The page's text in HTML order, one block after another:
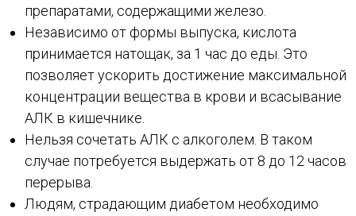
препаратами, содержащими железо.
Независимо от формы выпуска, кислота
принимается натощак, за 1 час до еды. Это
позволяет ускорить достижение максимальной
концентрации вещества в крови и всасывание
АЛК в кишечнике.
Нельзя сочетать АЛК с алкоголем. В таком
случае потребуется выдержать от 8 до 12 часов
перерыва.
Людям, страдающим диабетом необходимо